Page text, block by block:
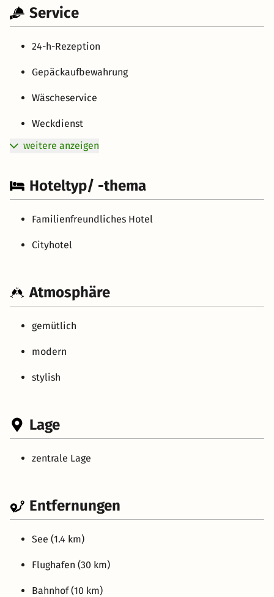
Service
24-h-Rezeption
Gepäckaufbewahrung
Wäscheservice
Weckdienst
weitere anzeigen
Hoteltyp/ -thema
Familienfreundliches Hotel
Cityhotel
Atmosphäre
gemütlich
modern
stylish
Lage
zentrale Lage
Entfernungen
See (1.4 km)
Flughafen (30 km)
Bahnhof (10 km)